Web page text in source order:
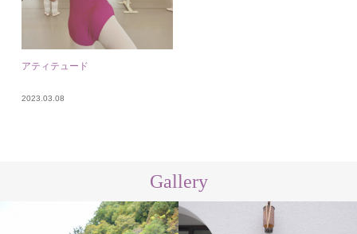
アティテュード
2023.03.08
Gallery